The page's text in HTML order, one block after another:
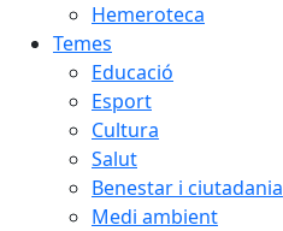
Hemeroteca
Temes
Educació
Esport
Cultura
Salut
Benestar i ciutadania
Medi ambient